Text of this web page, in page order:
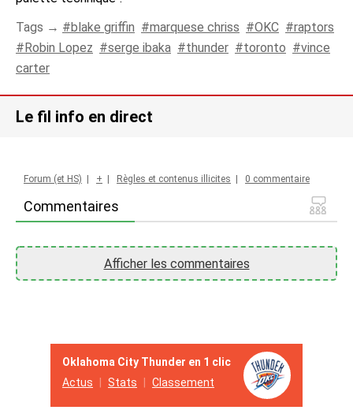
Tags →
blake griffin marquese chriss OKC
raptors
Robin Lopez
serge ibaka thunder toronto
vince
carter
Le fil info en direct
Commentaires
Forum (et HS) + Règles et contenus illicites 0 commentaire
Afficher les commentaires
Oklahoma City Thunder en 1 clic
Actus
Stats Classement